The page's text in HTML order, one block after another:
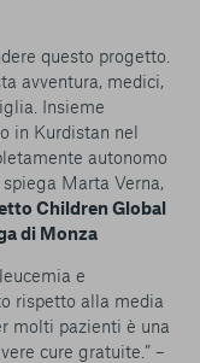
questo progetto.
avventura, medici,
Insieme
in Kurdistan nel
autonomo
Marta Verna,
Children Global
di Monza
e
rispetto alla media
molti pazienti è una
cure gratuite.” –